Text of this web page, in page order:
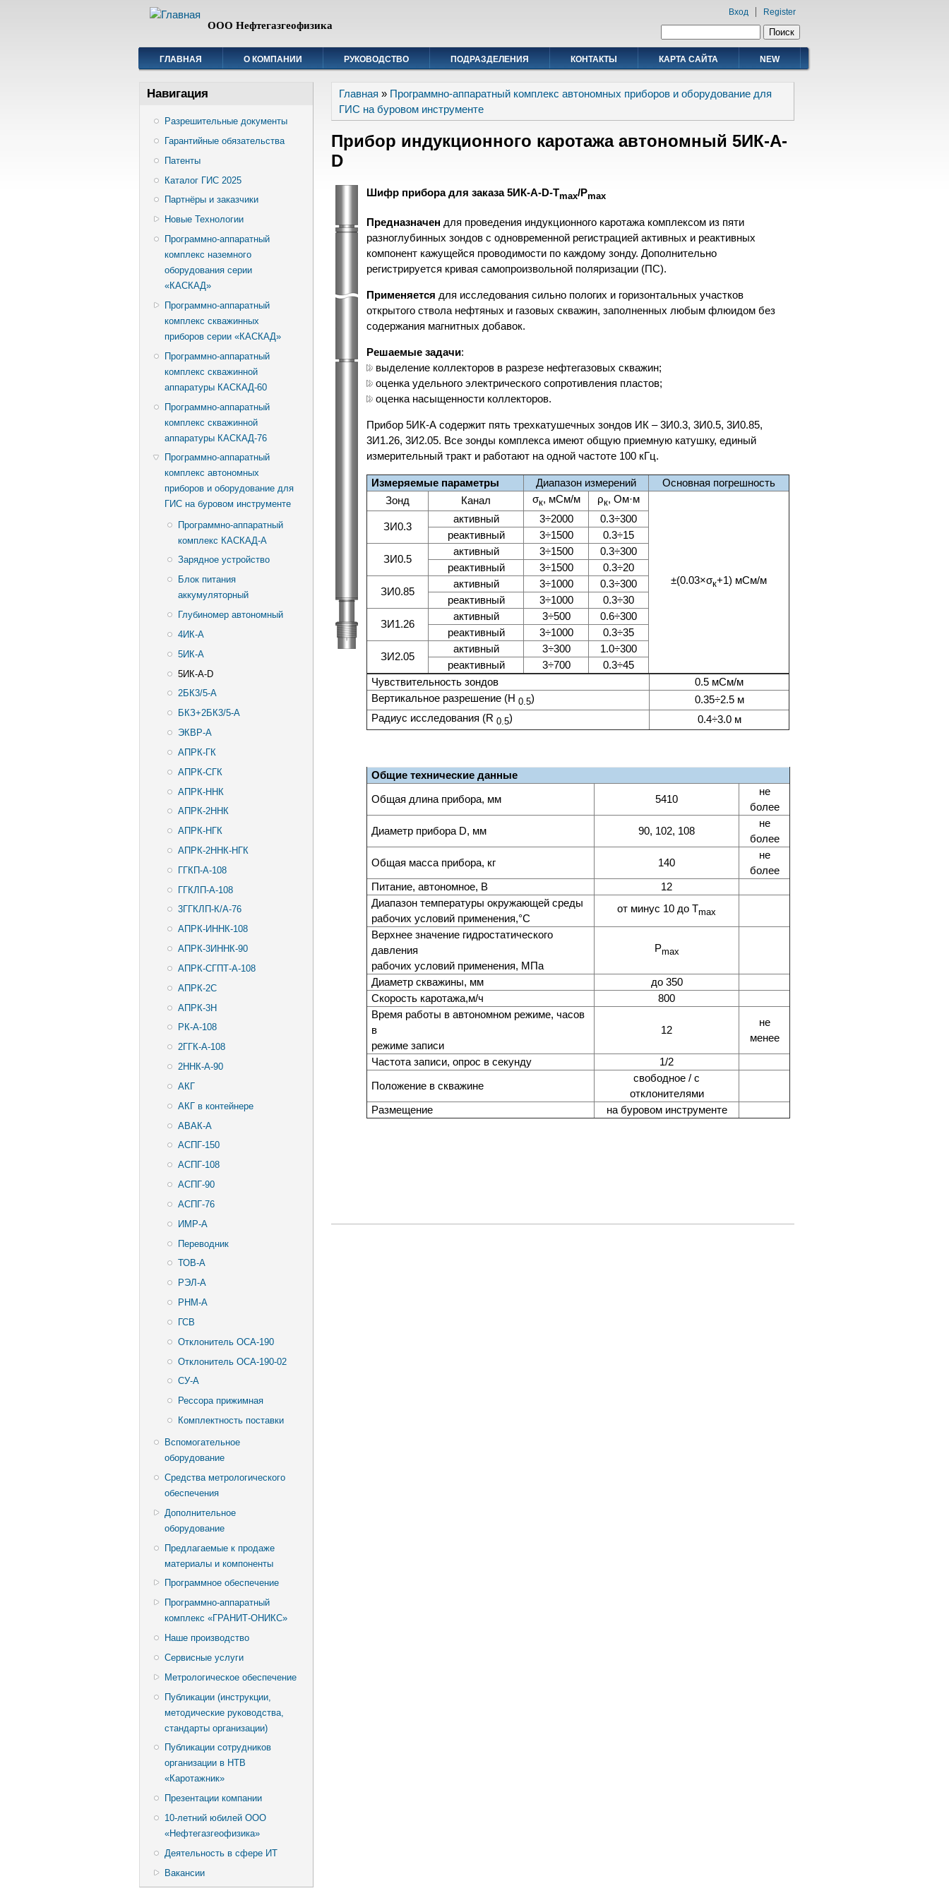
ООО Нефтегазгеофизика Форма поиска
Вход Register
ГЛАВНАЯ О КОМПАНИИ РУКОВОДСТВО ПОДРАЗДЕЛЕНИЯ КОНТАКТЫ КАРТА САЙТА NEW
Навигация
Разрешительные документы
Гарантийные обязательства
Патенты
Каталог ГИС 2025
Партнёры и заказчики
Новые Технологии
Программно-аппаратный
комплекс наземного
оборудования серии
«КАСКАД»
Программно-аппаратный
комплекс скважинных
приборов серии «КАСКАД»
Программно-аппаратный
комплекс скважинной
аппаратуры КАСКАД-60
Программно-аппаратный
комплекс скважинной
аппаратуры КАСКАД-76
Программно-аппаратный
комплекс автономных
приборов и оборудование для
ГИС на буровом инструменте
Программно-аппаратный
комплекс КАСКАД-А
Зарядное устройство
Блок питания
аккумуляторный
Глубиномер автономный
4ИК-А
5ИК-А
5ИК-А-D
2БК3/5-А
БКЗ+2БК3/5-А
ЭКВР-А
АПРК-ГК
АПРК-СГК
АПРК-ННК
АПРК-2ННК
АПРК-НГК
АПРК-2ННК-НГК
ГГКП-А-108
ГГКЛП-А-108
3ГГКЛП-К/А-76
АПРК-ИННК-108
АПРК-3ИННК-90
АПРК-СГПТ-А-108
АПРК-2С
АПРК-3Н
РК-А-108
2ГГК-А-108
2ННК-А-90
АКГ
АКГ в контейнере
АВАК-А
АСПГ-150
АСПГ-108
АСПГ-90
АСПГ-76
ИМР-А
Переводник
ТОВ-А
РЭЛ-А
РНМ-А
ГСВ
Отклонитель ОСА-190
Отклонитель ОСА-190-02
СУ-А
Рессора прижимная
Комплектность поставки
Вспомогательное
оборудование
Средства метрологического
обеспечения
Дополнительное
оборудование
Предлагаемые к продаже
материалы и компоненты
Программное обеспечение
Программно-аппаратный
комплекс «ГРАНИТ-ОНИКС»
Наше производство
Сервисные услуги
Метрологическое обеспечение
Публикации (инструкции,
методические руководства,
стандарты организации)
Публикации сотрудников
организации в НТВ
«Каротажник»
Презентации компании
10-летний юбилей ООО
«Нефтегазгеофизика»
Деятельность в сфере ИТ
Вакансии
Вы здесь
Главная » Программно-аппаратный комплекс автономных приборов и оборудование для
ГИС на буровом инструменте
Прибор индукционного каротажа автономный 5ИК-А-
D
Шифр прибора для заказа 5ИК-А-D-Tmax/Pmax
Предназначен для проведения индукционного каротажа комплексом из пяти
разноглубинных зондов с одновременной регистрацией активных и реактивных
компонент кажущейся проводимости по каждому зонду. Дополнительно
регистрируется кривая самопроизвольной поляризации (ПС).
Применяется для исследования сильно пологих и горизонтальных участков
открытого ствола нефтяных и газовых скважин, заполненных любым флюидом без
содержания магнитных добавок.
Решаемые задачи:
выделение коллекторов в разрезе нефтегазовых скважин;
оценка удельного электрического сопротивления пластов;
оценка насыщенности коллекторов.
Прибор 5ИК-А содержит пять трехкатушечных зондов ИК – 3И0.3, 3И0.5, 3И0.85,
3И1.26, 3И2.05. Все зонды комплекса имеют общую приемную катушку, единый
измерительный тракт и работают на одной частоте 100 кГц.
Измеряемые параметры Диапазон измерений
Основная погрешность
Зонд
Канал σк, мСм/м ρк, Ом·м
±(0.03×σк+1) мСм/м
ЗИ0.3
активный 3÷2000
0.3÷300
реактивный
3÷1500
0.3÷15
ЗИ0.5
активный 3÷1500
0.3÷300
реактивный
3÷1500
0.3÷20
ЗИ0.85
активный 3÷1000
0.3÷300
реактивный
3÷1000
0.3÷30
ЗИ1.26
активный 3÷500
0.6÷300
реактивный
3÷1000
0.3÷35
ЗИ2.05
активный 3÷300
1.0÷300
реактивный
3÷700
0.3÷45
Чувствительность зондов
0.5 мСм/м
Вертикальное разрешение (H 0.5)
0.35÷2.5 м
Радиус исследования (R 0.5) 0.4÷3.0 м
Общие технические данные
Общая длина прибора, мм
5410
не
более
Диаметр прибора D, мм
90, 102, 108
не
более
Общая масса прибора, кг
140
не
более
Питание, автономное, В
12
Диапазон температуры окружающей среды
рабочих условий применения,°С
от минус 10 до Tmax
Верхнее значение гидростатического
давления
рабочих условий применения, МПа
Pmax
Диаметр скважины, мм
до 350
Скорость каротажа,м/ч
800
Время работы в автономном режиме, часов
в
режиме записи
12
не
менее
Частота записи, опрос в секунду
1/2
Положение в скважине
свободное / с
отклонителями
Размещение
на буровом инструменте